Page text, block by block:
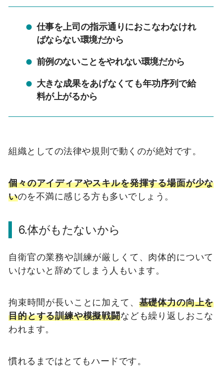
仕事を上司の指示通りにおこなわなけれ
ばならない環境だから
前例のないことをやれない環境だから
大きな成果をあげなくても年功序列で給
料が上がるから
組織としての法律や規則で動くのが絶対です。
個々のアイディアやスキルを発揮する場面が少な
いのを不満に感じる方も多いでしょう。
6.体がもたないから
自衛官の業務や訓練が厳しくて、肉体的について
いけないと辞めてしまう人もいます。
拘束時間が長いことに加えて、 基礎体力の向上を
目的とする訓練や模擬戦闘なども繰り返しおこな
われます。
慣れるまではとてもハードです。